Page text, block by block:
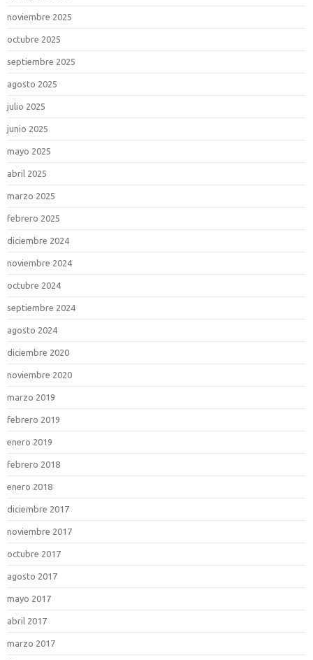
noviembre 2025
octubre 2025
septiembre 2025
agosto 2025
julio 2025
junio 2025
mayo 2025
abril 2025
marzo 2025
febrero 2025
diciembre 2024
noviembre 2024
octubre 2024
septiembre 2024
agosto 2024
diciembre 2020
noviembre 2020
marzo 2019
febrero 2019
enero 2019
febrero 2018
enero 2018
diciembre 2017
noviembre 2017
octubre 2017
agosto 2017
mayo 2017
abril 2017
marzo 2017